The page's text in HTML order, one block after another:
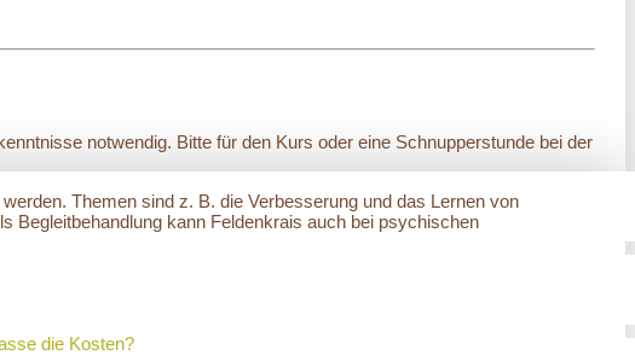
notwendig. Bitte für den Kurs oder eine Schnupperstunde bei der
Themen sind z. B. die Verbesserung und das Lernen von
Begleitbehandlung kann Feldenkrais auch bei psychischen
die Kosten?